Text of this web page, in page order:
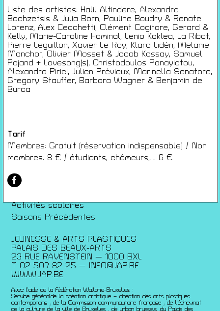
Liste des artistes: Halil Altindere, Alexandra
Bachzetsis & Julia Born, Pauline Boudry & Renate
Lorenz, Alex Cecchetti, Clément Cogitore, Gerard &
Kelly, Marie-Caroline Hominal, Lenio Kaklea, La Ribot,
Pierre Leguillon, Xavier Le Roy, Klara Lidén, Melanie
Manchot, Olivier Mosset & Jacob Kassay, Samuel
Pajand + Lovesong(s), Christodoulos Panayiatou,
Alexandra Pirici, Julien Prévieux, Marinella Senatore,
Gregory Stauffer, Barbara Wagner & Benjamin de
Burca
Tarif
Membres: Gratuit (réservation indispensable) / Non
membres: 8 € / étudiants, chômeurs,...: 6 €
À propos
Infos pratiques
Carte de membres
S'inscrire à la Newsletter
Mentions légales
Politique de confidentialité
Conditions générales de ventes
Films
Rencontres
Architecture + Film
Artists Print
Activités scolaires
Saisons Précédentes
JEUNESSE & ARTS PLASTIQUES
PALAIS DES BEAUX-ARTS
23 RUE RAVENSTEIN — 1000 BXL
T 02 507 82 25 —
INFO@JAP.BE
WWW.JAP.BE
Avec l’aide de la Fédération Wallonie-Bruxelles :
Service généralde la création artistique – direction des arts plastiques
contemporains ; de la Commission communautaire française ; de l’échevinat
de la culture de la ville de Bruxelles ; de urban brussels ;du Palais des